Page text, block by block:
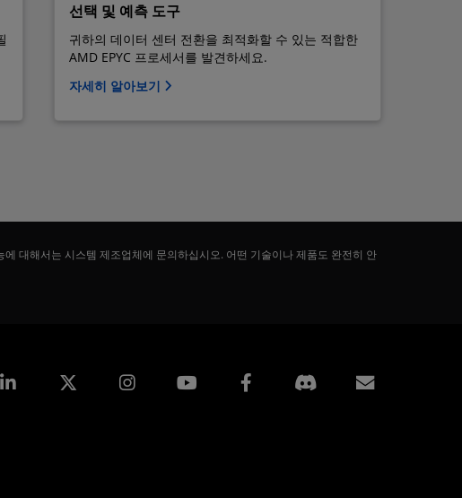
선택 및 예측 도구
귀하의 데이터 센터 전환을 최적화할 수 있는 적합한
AMD EPYC 프로세서를 발견하세요.
자세히 알아보기
대해서는 시스템 제조업체에 문의하십시오. 어떤 기술이나 제품도 완전히 안
Linkedin Instagram Facebook